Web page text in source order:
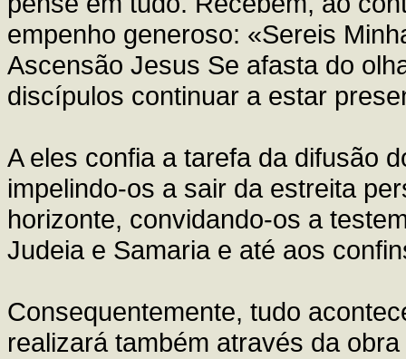
empenho generoso: «Sereis
Ascensão Jesus Se afasta do
discípulos continuar a estar
A eles confia a tarefa da difusão
impelindo-os a sair da estreita
horizonte, convidando-os a
Judeia e Samaria e até aos
Consequentemente, tudo
realizará também através da